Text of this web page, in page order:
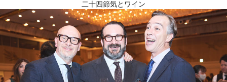
二十四節気とワイン